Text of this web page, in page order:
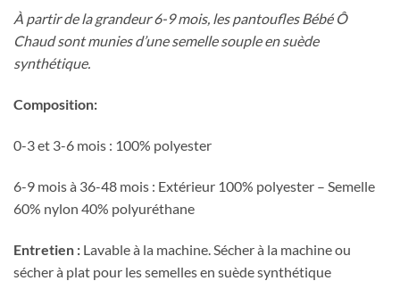
prix :
37.95$
À partir de la grandeur 6-9 mois, les pantoufles Bébé Ô
Chaud sont munies d’une semelle souple en suède
synthétique.
Composition:
0-3 et 3-6 mois : 100% polyester
6-9 mois à 36-48 mois : Extérieur 100% polyester – Semelle
60% nylon 40% polyuréthane
Entretien : Lavable à la machine. Sécher à la machine ou
sécher à plat pour les semelles en suède synthétique